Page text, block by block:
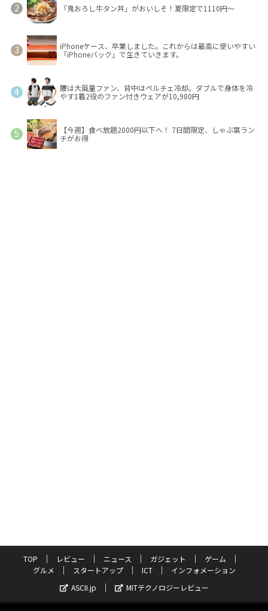
「鬼おろし牛タン丼」がおいしそ！夏限定で1110円～
iPhoneケース、卒業しました。これからは最高に使いやすい
「iPhoneバック」で生きていきます。
腰は大風量ファン、背中はペルチェ冷却。ダブルで身体を冷
やす1着2役のファン付きウェアが10,980円
【今週】食べ放題2000円以下へ！ 7日間限定、しゃぶ葉ラン
チがお得
TOP レビュー ニュース ガジェット
ゲーム
グルメ
スタートアップ ICT
インフォメーション
ASCII.jp
MITテクノロジーレビュー